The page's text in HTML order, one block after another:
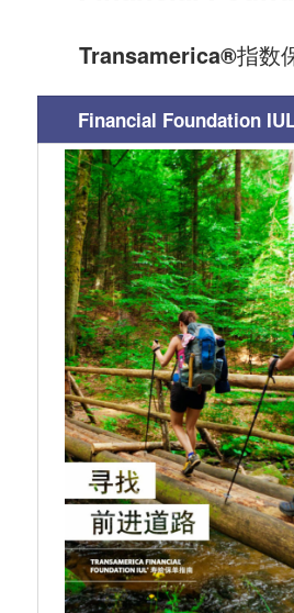
Transamerica®️指数
Financial Foundation